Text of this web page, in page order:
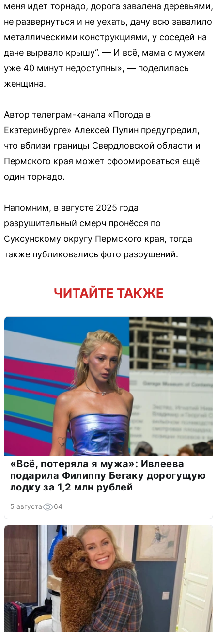
меня идет торнадо, дорога завалена деревьями,
не развернуться и не уехать, дачу всю завалило
металлическими конструкциями, у соседей на
даче вырвало крышу“. — И всё, мама с мужем
уже 40 минут недоступны», — поделилась
женщина.
Автор телеграм-канала «Погода в
Екатеринбурге» Алексей Пулин предупредил,
что вблизи границы Свердловской области и
Пермского края может сформироваться ещё
один торнадо.
Напомним, в августе 2025 года
разрушительный смерч пронёсся по
Суксунскому округу Пермского края, тогда
также публиковались фото разрушений.
ЧИТАЙТЕ ТАКЖЕ
«Всё, потеряла я мужа»: Ивлеева
подарила Филиппу Бегаку дорогущую
лодку за 1,2 млн рублей
5 августа 64